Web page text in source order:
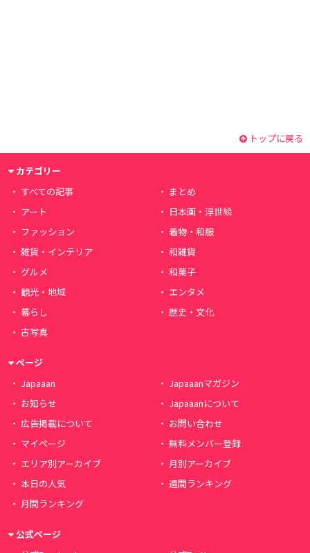
トップに戻る
カテゴリー
すべての記事
まとめ
アート
日本画・浮世絵
ファッション
着物・和服
雑貨・インテリア
和雑貨
グルメ
和菓子
観光・地域
エンタメ
暮らし
歴史・文化
古写真
ページ
Japaaan
Japaaanマガジン
お知らせ
Japaaanについて
広告掲載について
お問い合わせ
マイページ
無料メンバー登録
エリア別アーカイブ
月別アーカイブ
本日の人気
週間ランキング
月間ランキング
公式ページ